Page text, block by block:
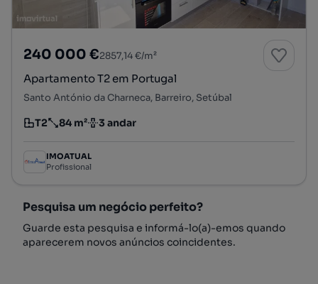
240 000 €2857,14 €/m²
Apartamento T2 em Portugal
Santo António da Charneca, Barreiro, Setúbal
Tipologia
T2
Preço por metro quadrado
84 m²
Andar 3 andar
IMOATUAL
Profissional
Pesquisa um negócio perfeito?
Guarde esta pesquisa e informá-lo(a)-emos quando
aparecerem novos anúncios coincidentes.